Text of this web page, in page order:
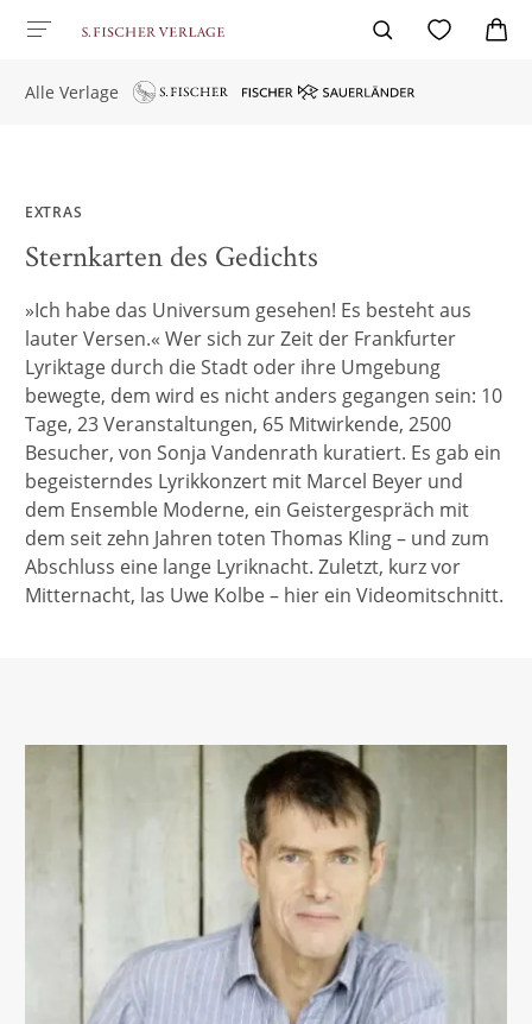
Alle Verlage
EXTRAS
Sternkarten des Gedichts
»Ich habe das Universum gesehen! Es besteht aus
lauter Versen.« Wer sich zur Zeit der Frankfurter
Lyriktage durch die Stadt oder ihre Umgebung
bewegte, dem wird es nicht anders gegangen sein: 10
Tage, 23 Veranstaltungen, 65 Mitwirkende, 2500
Besucher, von Sonja Vandenrath kuratiert. Es gab ein
begeisterndes Lyrikkonzert mit Marcel Beyer und
dem Ensemble Moderne, ein Geistergespräch mit
dem seit zehn Jahren toten Thomas Kling – und zum
Abschluss eine lange Lyriknacht. Zuletzt, kurz vor
Mitternacht, las Uwe Kolbe – hier ein Videomitschnitt.